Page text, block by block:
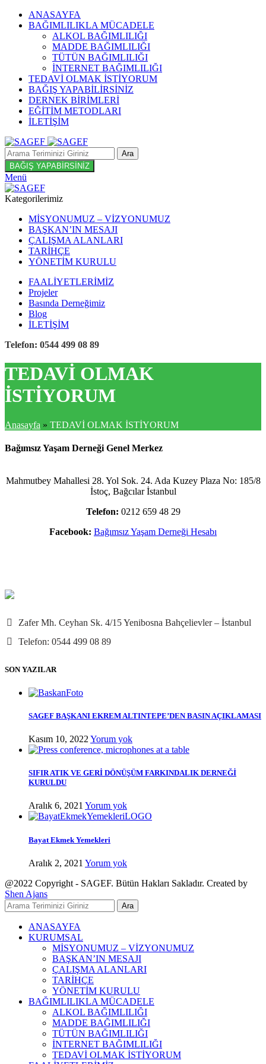
ANASAYFA
BAĞIMLILIKLA MÜCADELE
ALKOL BAĞIMLILIĞI
MADDE BAĞIMLILIĞI
TÜTÜN BAĞIMLILIĞI
İNTERNET BAĞIMLILIĞI
TEDAVİ OLMAK İSTİYORUM
BAĞIŞ YAPABİLİRSİNİZ
DERNEK BİRİMLERİ
EĞİTİM METODLARI
İLETİŞİM
Ara
BAĞIŞ YAPABİRSİNİZ
Menü
Kategorilerimiz
MİSYONUMUZ – VİZYONUMUZ
BAŞKAN’IN MESAJI
ÇALIŞMA ALANLARI
TARİHÇE
YÖNETİM KURULU
FAALİYETLERİMİZ
Projeler
Basında Derneğimiz
Blog
İLETİŞİM
Telefon: 0544 499 08 89
TEDAVİ OLMAK
İSTİYORUM
Anasayfa » TEDAVİ OLMAK İSTİYORUM
Bağımsız Yaşam Derneği Genel Merkez
Mahmutbey Mahallesi 28. Yol Sok. 24. Ada Kuzey Plaza No: 185/8
İstoç, Bağcılar İstanbul
Telefon: 0212 659 48 29
Facebook: Bağımsız Yaşam Derneği Hesabı
Zafer Mh. Ceyhan Sk. 4/15 Yenibosna Bahçelievler – İstanbul
Telefon: 0544 499 08 89
SON YAZILAR
SAGEF BAŞKANI EKREM ALTINTEPE’DEN BASIN AÇIKLAMASI
Kasım 10, 2022 Yorum yok
SIFIR ATIK VE GERİ DÖNÜŞÜM FARKINDALIK DERNEĞİ
KURULDU
Aralık 6, 2021 Yorum yok
Bayat Ekmek Yemekleri
Aralık 2, 2021 Yorum yok
@2022 Copyright - SAGEF. Bütün Hakları Sakladır. Created by
Shen Ajans
Ara
ANASAYFA
KURUMSAL
MİSYONUMUZ – VİZYONUMUZ
BAŞKAN’IN MESAJI
ÇALIŞMA ALANLARI
TARİHÇE
YÖNETİM KURULU
BAĞIMLILIKLA MÜCADELE
ALKOL BAĞIMLILIĞI
MADDE BAĞIMLILIĞI
TÜTÜN BAĞIMLILIĞI
İNTERNET BAĞIMLILIĞI
TEDAVİ OLMAK İSTİYORUM